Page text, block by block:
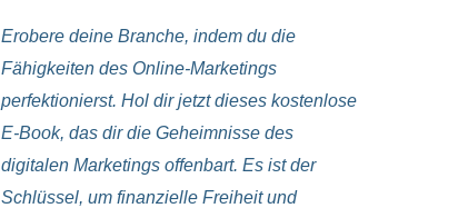
Erobere deine Branche, indem du die
Fähigkeiten des Online-Marketings
perfektionierst. Hol dir jetzt dieses kostenlose
E-Book, das dir die Geheimnisse des
digitalen Marketings offenbart. Es ist der
Schlüssel, um finanzielle Freiheit und